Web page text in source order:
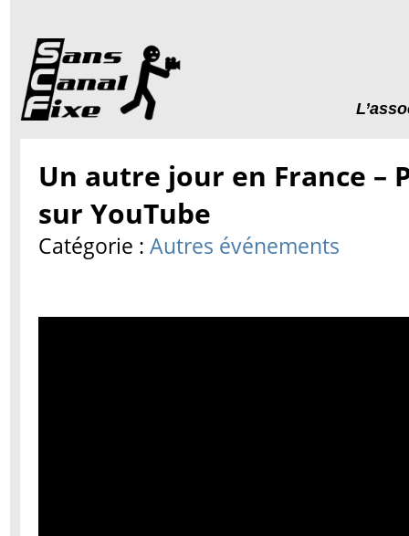
Un autre jour en France –
sur YouTube
Catégorie : Autres événements